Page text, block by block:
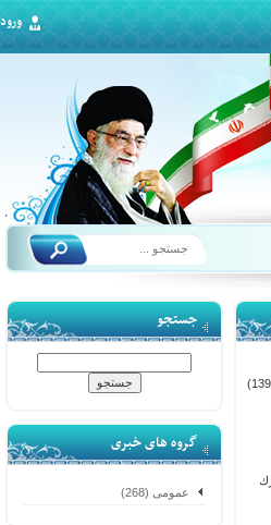
ورود
جستجو
گروه های خبری
عمومی (268)